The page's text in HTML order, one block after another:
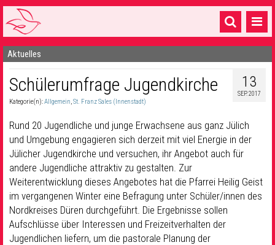
Startseite
1 Pfarrei
16 Gemeinden & mehr
Gottesdienste & Sinnsuche
Sakramente & Feste
Gemeinschaft & Soziales
Musik& Kultur
Seelsorge & Kontakt
Aktuelles
13
SEP. 2017
Schülerumfrage Jugendkirche
Kategorie(n):Allgemein,St. Franz Sales (Innenstadt)
Rund 20 Jugendliche und junge Erwachsene aus ganz Jülich
und Umgebung engagieren sich derzeit mit viel Energie in der
Jülicher Jugendkirche und versuchen, ihr Angebot auch für
andere Jugendliche attraktiv zu gestalten. Zur
Weiterentwicklung dieses Angebotes hat die Pfarrei Heilig Geist
im vergangenen Winter eine Befragung unter Schüler/innen des
Nordkreises Düren durchgeführt. Die Ergebnisse sollen
Aufschlüsse über Interessen und Freizeitverhalten der
Jugendlichen liefern, um die pastorale Planung der